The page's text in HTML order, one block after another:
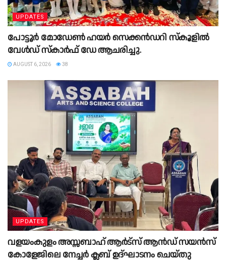
UPDATES
പോട്ടൂർ മോഡേൺ ഹയർ സെക്കൻഡറി സ്കൂളില്‍
വേൾഡ് സ്കാർഫ് ഡേ ആചരിച്ചു.
AUGUST 6, 2026 38
UPDATES
വളയംകുളം അസ്സബാഹ് ആർട്സ് ആൻഡ് സയൻസ്
കോളേജിലെ നേച്ചർ ക്ലബ് ഉദ്ഘാടനം ചെയ്തു